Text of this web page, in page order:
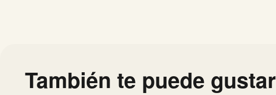
También te puede gustar